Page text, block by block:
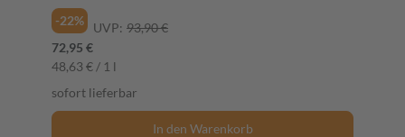
-22%
UVP: 93,90 €
72,95 €
48,63 € / 1 l
sofort lieferbar
In den Warenkorb